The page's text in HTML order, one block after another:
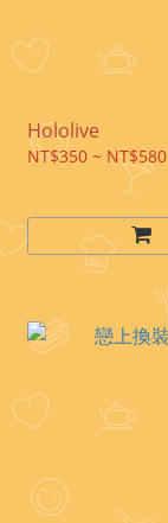
Hololive
NT$350 ~ NT$580